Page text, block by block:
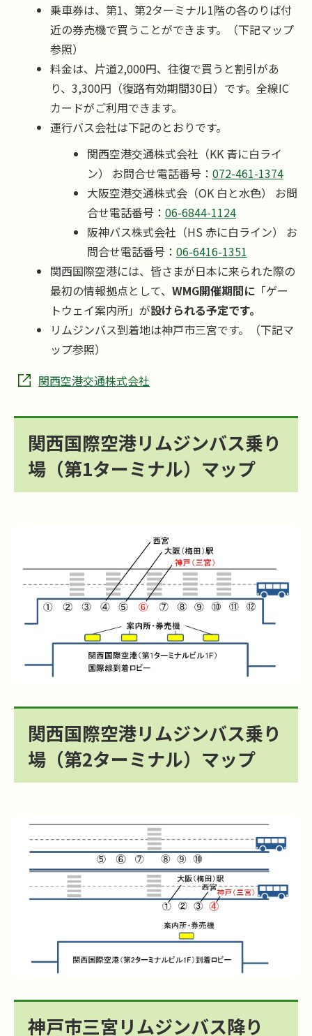
乗車券は、第1、第2ターミナル1階の各のりば付
近の券売機で買うことができます。（下記マップ
参照）
料金は、片道2,000円、往復で買うと割引があ
り、3,300円（復路有効期間30日）です。全線IC
カードがご利用できます。
運行バス会社は下記のとおりです。
関西空港交通株式会社（KK 青に白ライ
ン） お問合せ電話番号： 072-461-1374
大阪空港交通株式会（OK 白と水色） お問
合せ電話番号： 06-6844-1124
阪神バス株式会社（HS 赤に白ライン） お
問合せ電話番号： 06-6416-1351
関西国際空港には、皆さまが日本に来られた際の
最初の情報拠点として、WMG開催期間に 「ゲー
トウェイ案内所」が設けられる予定です。
リムジンバス到着地は神戸市三宮です。（下記マ
ップ参照）
関西空港交通株式会社
関西国際空港リムジンバス乗り
場（第1ターミナル）マップ
関西国際空港リムジンバス乗り
場（第2ターミナル）マップ
神戸市三宮リムジンバス降り